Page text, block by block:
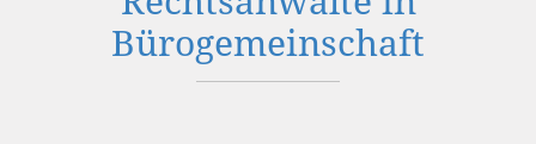
Bürogemeinschaft